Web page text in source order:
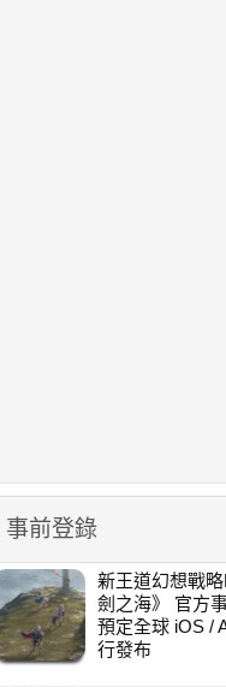
事前登錄
新王道幻想戰略
劍之海》 官方
預定全球 iOS /
行發布